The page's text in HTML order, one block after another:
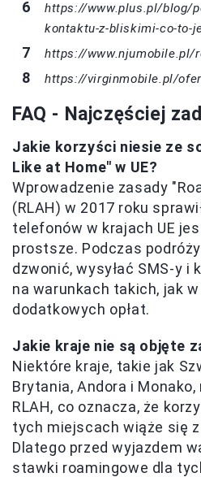
https://www.plus.pl/blog/
kontaktu-z-bliskimi-co-to-
https://www.njumobile.pl/
https://virginmobile.pl/
FAQ - Najczęściej
Jakie korzyści niesie ze
Like at Home" w UE?
Wprowadzenie zasady
(RLAH) w 2017 roku
telefonów w krajach UE
prostsze. Podczas
dzwonić, wysyłać SMS-y
na warunkach takich, jak
dodatkowych opłat.
Jakie kraje nie są objęte
Niektóre kraje, takie jak
Brytania, Andora i
RLAH, co oznacza, że
tych miejscach wiąże się
Dlatego przed wyjazdem
stawki roamingowe dla